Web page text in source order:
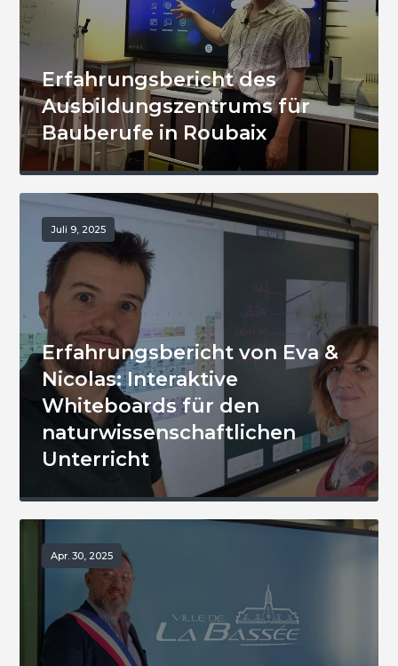
Erfahrungsbericht des
Ausbildungszentrums für
Bauberufe in Roubaix
Juli 9, 2025
Erfahrungsbericht von Eva &
Nicolas: Interaktive
Whiteboards für den
naturwissenschaftlichen
Unterricht
Apr. 30, 2025